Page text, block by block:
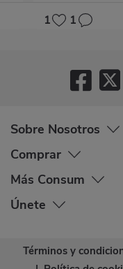
1 1
Sobre Nosotros
Comprar
Más Consum
Únete
Términos y